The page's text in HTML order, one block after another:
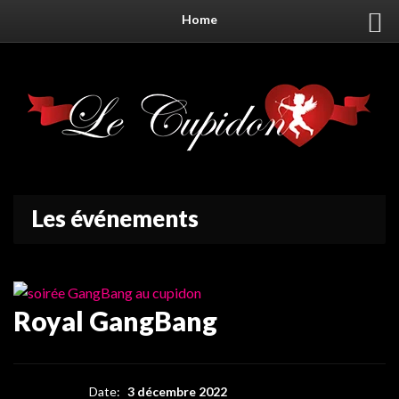
Home
Les événements
Royal GangBang
Date: 3 décembre 2022